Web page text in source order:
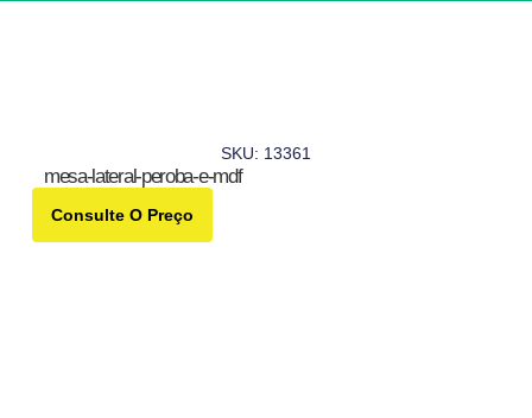
SKU: 13361
mesa-lateral-peroba-e-mdf
Consulte O Preço